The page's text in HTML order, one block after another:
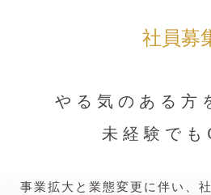
社員募
やる気のある方
未経験でも
事業拡大と業態変更に伴い、